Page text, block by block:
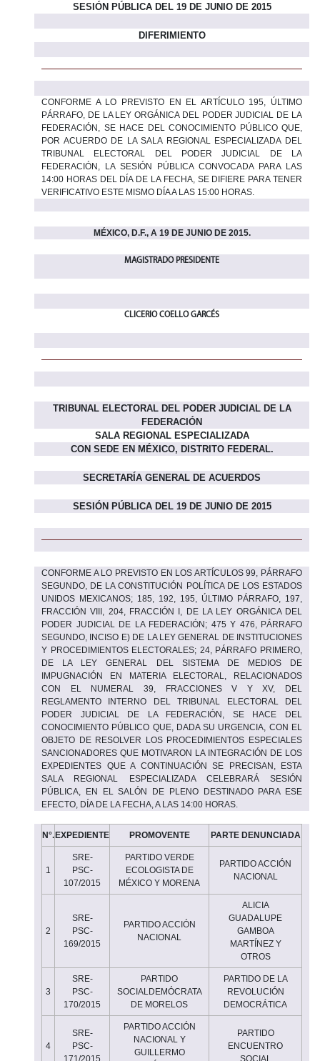
SESIÓN PÚBLICA DEL 19 DE JUNIO DE 2015
DIFERIMIENTO
CONFORME A LO PREVISTO EN EL ARTÍCULO 195, ÚLTIMO
PÁRRAFO, DE LA LEY ORGÁNICA DEL PODER JUDICIAL DE LA
FEDERACIÓN, SE HACE DEL CONOCIMIENTO PÚBLICO QUE,
POR ACUERDO DE LA SALA REGIONAL ESPECIALIZADA DEL
TRIBUNAL ELECTORAL DEL PODER JUDICIAL DE LA
FEDERACIÓN, LA SESIÓN PÚBLICA CONVOCADA PARA LAS
14:00 HORAS DEL DÍA DE LA FECHA, SE DIFIERE PARA TENER
VERIFICATIVO ESTE MISMO DÍA A LAS 15:00 HORAS.
MÉXICO, D.F., A 19 DE JUNIO DE 2015.
MAGISTRADO PRESIDENTE
CLICERIO COELLO GARCÉS
TRIBUNAL ELECTORAL DEL PODER JUDICIAL DE LA
FEDERACIÓN
SALA REGIONAL ESPECIALIZADA
CON SEDE EN MÉXICO, DISTRITO FEDERAL.
SECRETARÍA GENERAL DE ACUERDOS
SESIÓN PÚBLICA DEL 19 DE JUNIO DE 2015
CONFORME A LO PREVISTO EN LOS ARTÍCULOS 99, PÁRRAFO
SEGUNDO, DE LA CONSTITUCIÓN POLÍTICA DE LOS ESTADOS
UNIDOS MEXICANOS; 185, 192, 195, ÚLTIMO PÁRRAFO, 197,
FRACCIÓN VIII, 204, FRACCIÓN I, DE LA LEY ORGÁNICA DEL
PODER JUDICIAL DE LA FEDERACIÓN; 475 Y 476, PÁRRAFO
SEGUNDO, INCISO E) DE LA LEY GENERAL DE INSTITUCIONES
Y PROCEDIMIENTOS ELECTORALES; 24, PÁRRAFO PRIMERO,
DE LA LEY GENERAL DEL SISTEMA DE MEDIOS DE
IMPUGNACIÓN EN MATERIA ELECTORAL, RELACIONADOS
CON EL NUMERAL 39, FRACCIONES V Y XV, DEL
REGLAMENTO INTERNO DEL TRIBUNAL ELECTORAL DEL
PODER JUDICIAL DE LA FEDERACIÓN, SE HACE DEL
CONOCIMIENTO PÚBLICO QUE, DADA SU URGENCIA, CON EL
OBJETO DE RESOLVER LOS PROCEDIMIENTOS ESPECIALES
SANCIONADORES QUE MOTIVARON LA INTEGRACIÓN DE LOS
EXPEDIENTES QUE A CONTINUACIÓN SE PRECISAN, ESTA
SALA REGIONAL ESPECIALIZADA CELEBRARÁ SESIÓN
PÚBLICA, EN EL SALÓN DE PLENO DESTINADO PARA ESE
EFECTO, DÍA DE LA FECHA, A LAS 14:00 HORAS.
N°.EXPEDIENTE PROMOVENTE PARTE DENUNCIADA
1
SRE-
PSC-
107/2015
PARTIDO VERDE
ECOLOGISTA DE
MÉXICO Y MORENA
PARTIDO ACCIÓN
NACIONAL
2
SRE-
PSC-
169/2015
PARTIDO ACCIÓN
NACIONAL
ALICIA
GUADALUPE
GAMBOA
MARTÍNEZ Y
OTROS
3
SRE-
PSC-
170/2015
PARTIDO
SOCIALDEMÓCRATA
DE MORELOS
PARTIDO DE LA
REVOLUCIÓN
DEMOCRÁTICA
4
SRE-
PSC-
171/2015
PARTIDO ACCIÓN
NACIONAL Y
GUILLERMO
PARTIDO
ENCUENTRO
SOCIAL